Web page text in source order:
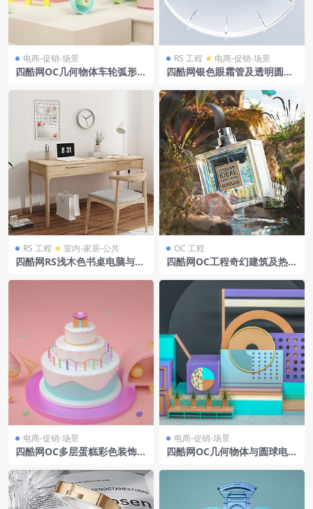
电商-促销-场景
四酷网OC几何物体车轮弧形圆
RS 工程 电商-促销-场景
四酷网银色眼霜管及透明圆形
RS 工程 室内-家居-公共
四酷网RS浅木色书桌电脑与室
OC 工程
四酷网OC工程奇幻建筑及热带
电商-促销-场景
四酷网OC多层蛋糕彩色装饰物
电商-促销-场景
四酷网OC几何物体与圆球电商